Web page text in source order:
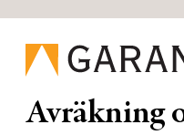
Avräkning